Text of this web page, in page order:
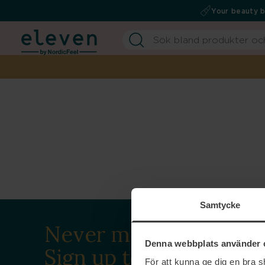
Samtycke
Denna webbplats använder
För att kunna ge dig en bra
Your beauty
Never miss a beat.
Sign up to our